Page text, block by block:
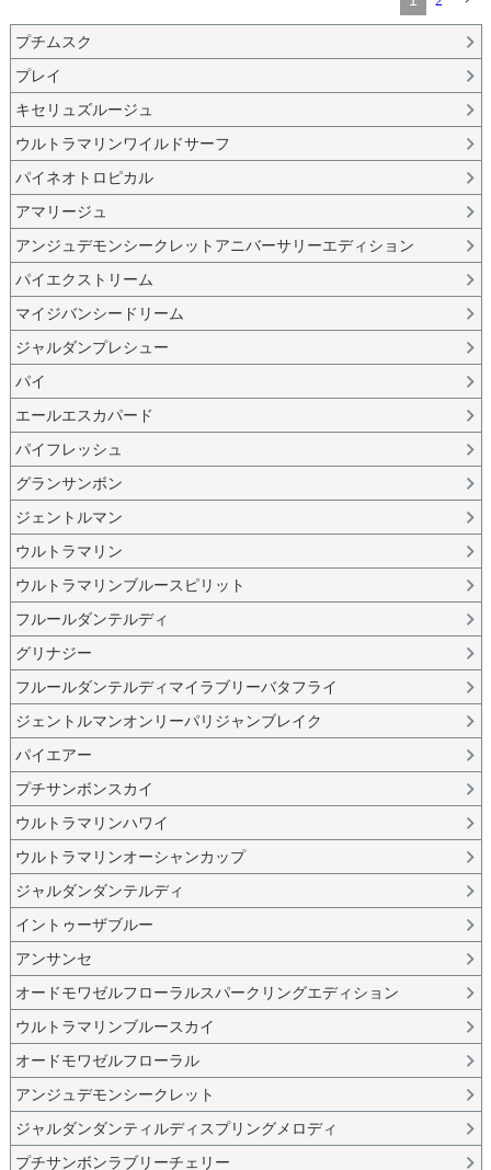
プチムスク
プレイ
キセリュズルージュ
ウルトラマリンワイルドサーフ
パイネオトロピカル
アマリージュ
アンジュデモンシークレットアニバーサリーエディション
パイエクストリーム
マイジバンシードリーム
ジャルダンプレシュー
パイ
エールエスカパード
パイフレッシュ
グランサンボン
ジェントルマン
ウルトラマリン
ウルトラマリンブルースピリット
フルールダンテルディ
グリナジー
フルールダンテルディマイラブリーバタフライ
ジェントルマンオンリーパリジャンブレイク
パイエアー
プチサンボンスカイ
ウルトラマリンハワイ
ウルトラマリンオーシャンカップ
ジャルダンダンテルディ
イントゥーザブルー
アンサンセ
オードモワゼルフローラルスパークリングエディション
ウルトラマリンブルースカイ
オードモワゼルフローラル
アンジュデモンシークレット
ジャルダンダンティルディスプリングメロディ
プチサンボンラブリーチェリー